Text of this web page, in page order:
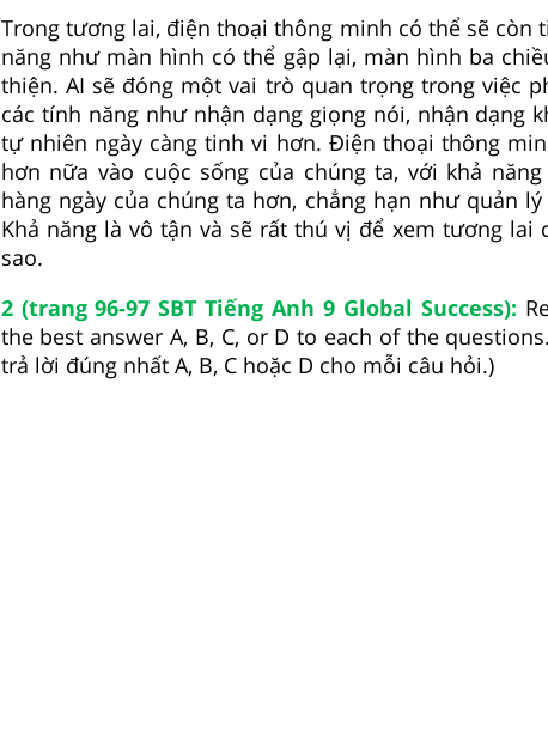
Trong tương lai, điện thoại thông minh có thể sẽ còn
năng như màn hình có thể gập lại, màn hình ba
thiện. AI sẽ đóng một vai trò quan trọng trong việc
các tính năng như nhận dạng giọng nói, nhận dạng
tự nhiên ngày càng tinh vi hơn. Điện thoại thông
hơn nữa vào cuộc sống của chúng ta, với khả
hàng ngày của chúng ta hơn, chẳng hạn như quản
Khả năng là vô tận và sẽ rất thú vị để xem tương lai
sao.
2 (trang 96-97 SBT Tiếng Anh 9 Global Success):
the best answer A, B, C, or D to each of the
trả lời đúng nhất A, B, C hoặc D cho mỗi câu hỏi.)